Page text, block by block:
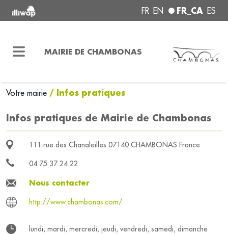
FR EN FR_CA ES
MAIRIE DE CHAMBONAS
Votre mairie / Infos pratiques
Infos pratiques de Mairie de Chambonas
111 rue des Chanaleilles 07140 CHAMBONAS France
04 75 37 24 22
Nous contacter
http://www.chambonas.com/
lundi, mardi, mercredi, jeudi, vendredi, samedi, dimanche